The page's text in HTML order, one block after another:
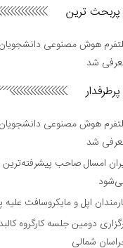
پربحث ترین
هوش مصنوعی دانشجویان
شد
پرطرفدار
هوش مصنوعی دانشجویان
شد
امسال صاحب
اپل و مایکروسافت علیه
دومین جلسه کارگروه
شمالی